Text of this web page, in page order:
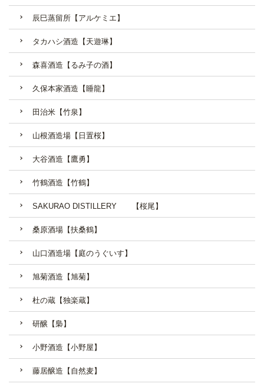
辰巳蒸留所【アルケミエ】
タカハシ酒造【天遊琳】
森喜酒造【るみ子の酒】
久保本家酒造【睡龍】
田治米【竹泉】
山根酒造場【日置桜】
大谷酒造【鷹勇】
竹鶴酒造【竹鶴】
SAKURAO DISTILLERY 【桜尾】
桑原酒場【扶桑鶴】
山口酒造場【庭のうぐいす】
旭菊酒造【旭菊】
杜の蔵【独楽蔵】
研醸【梟】
小野酒造【小野屋】
藤居醸造【自然麦】